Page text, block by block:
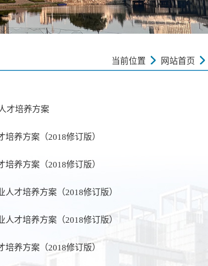
当前位置 网站首页
才培养方案
养方案（2018修订版）
养方案（2018修订版）
才培养方案（2018修订版）
才培养方案（2018修订版）
养方案（2018修订版）